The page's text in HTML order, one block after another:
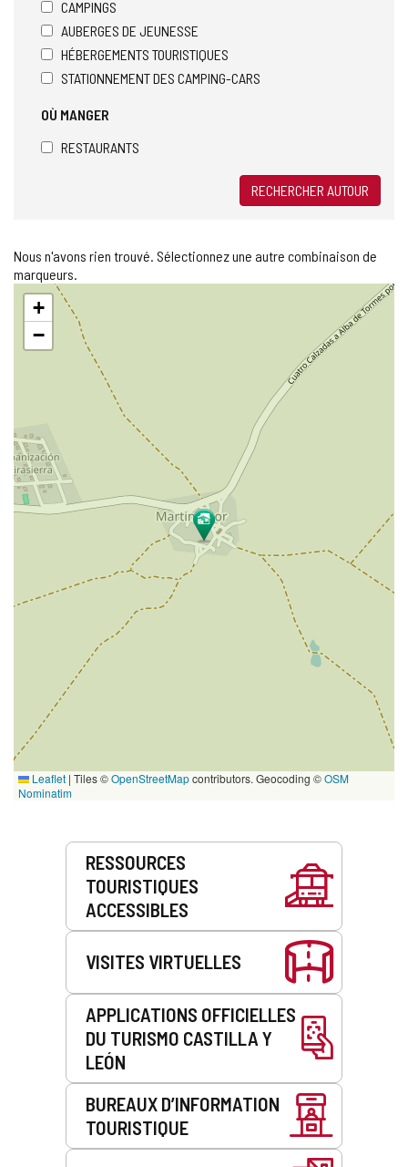
CAMPINGS
AUBERGES DE JEUNESSE
HÉBERGEMENTS TOURISTIQUES
STATIONNEMENT DES CAMPING-CARS
OÙ MANGER
RESTAURANTS
RECHERCHER AUTOUR
Nous n'avons rien trouvé. Sélectionnez une autre combinaison de
marqueurs.
Sauter
carte
+
−
Leaflet | Tiles ©OpenStreetMapcontributors. Geocoding ©OSM
Nominatim
Prestations
RESSOURCES
TOURISTIQUES
ACCESSIBLES
VISITES VIRTUELLES
APPLICATIONS OFFICIELLES
DU TURISMO CASTILLA Y
LEÓN
BUREAUX D’INFORMATION
TOURISTIQUE